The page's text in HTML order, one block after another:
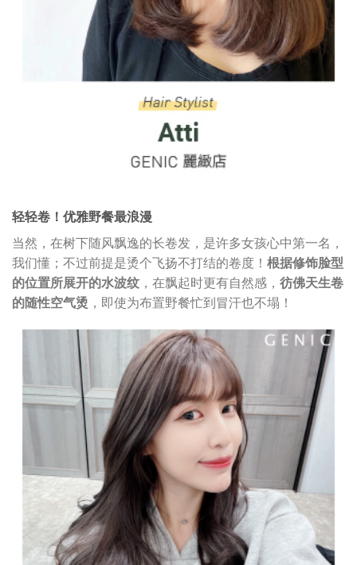
轻轻卷！优雅野餐最浪漫
当然，在树下随风飘逸的长卷发，是许多女孩心中第一名，
我们懂；不过前提是烫个飞扬不打结的卷度！ 根据修饰脸型
的位置所展开的水波纹 ，在飘起时更有自然感， 彷佛天生卷
的随性空气烫 ，即使为布置野餐忙到冒汗也不塌！